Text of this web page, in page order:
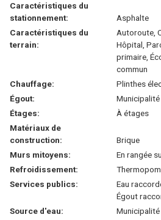
Caractéristiques du
stationnement:
Asphalte
Caractéristiques du
terrain:
Autoroute,
Hôpital,
primaire,
commun
Chauffage:
Plinthes
Égout:
Municipalité
Étages:
À étages
Matériaux de
construction:
Brique
Murs mitoyens:
En rangée
Refroidissement:
Services publics:
Eau
Égout
Source d'eau:
Municipalité